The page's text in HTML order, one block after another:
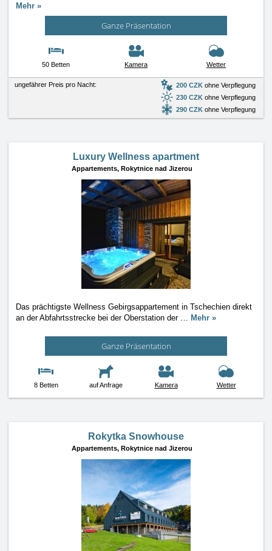
Mehr »
Ganze Präsentation
50 Betten Kamera Wetter
ungefährer Preis pro Nacht: 200 CZK ohne Verpflegung
230 CZK ohne Verpflegung
290 CZK ohne Verpflegung
Luxury Wellness apartment
Appartements, Rokytnice nad Jizerou
Das prächtigste Wellness Gebirgsappartement in Tschechien direkt
an der Abfahrtsstrecke bei der Oberstation der … Mehr »
Ganze Präsentation
8 Betten auf Anfrage Kamera Wetter
Rokytka Snowhouse
Appartements, Rokytnice nad Jizerou